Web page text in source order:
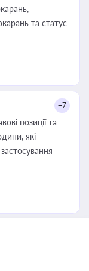
та статус
+7
позиції та
які